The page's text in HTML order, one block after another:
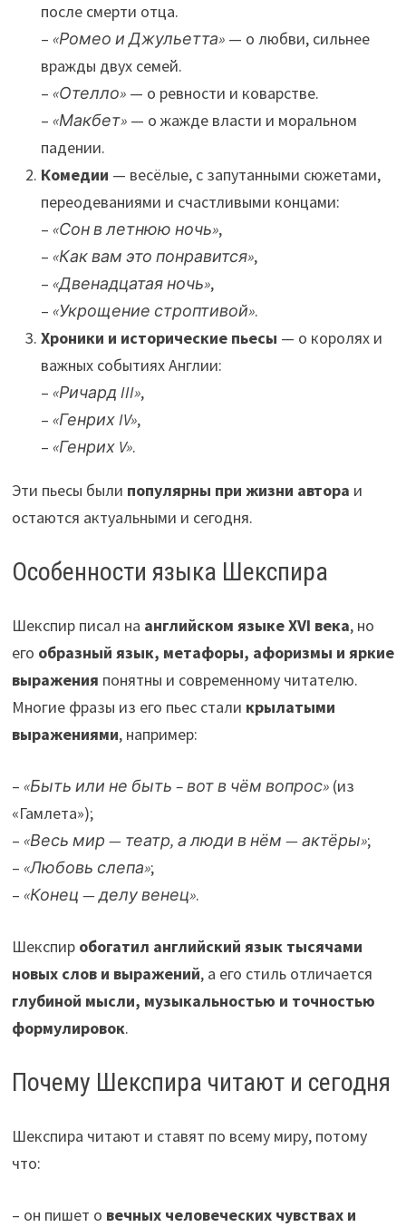
после смерти отца.
– «Ромео и Джульетта»— о любви, сильнее
вражды двух семей.
– «Отелло»— о ревности и коварстве.
– «Макбет»— о жажде власти и моральном
падении.
Комедии — весёлые, с запутанными сюжетами,
переодеваниями и счастливыми концами:
– «Сон в летнюю ночь»,
– «Как вам это понравится»,
– «Двенадцатая ночь»,
– «Укрощение строптивой».
Хроники и исторические пьесы — о королях и
важных событиях Англии:
– «Ричард III»,
– «Генрих IV»,
– «Генрих V».
Эти пьесы были популярны при жизни автора и
остаются актуальными и сегодня.
Особенности языка Шекспира
Шекспир писал на английском языке XVI века, но
его образный язык, метафоры, афоризмы и яркие
выражения понятны и современному читателю.
Многие фразы из его пьес стали крылатыми
выражениями, например:
– «Быть или не быть – вот в чём вопрос»(из
«Гамлета»);
– «Весь мир — театр, а люди в нём — актёры»;
– «Любовь слепа»;
– «Конец — делу венец».
Шекспир обогатил английский язык тысячами
новых слов и выражений, а его стиль отличается
глубиной мысли, музыкальностью и точностью
формулировок.
Почему Шекспира читают и сегодня
Шекспира читают и ставят по всему миру, потому
что:
– он пишет о вечных человеческих чувствах и